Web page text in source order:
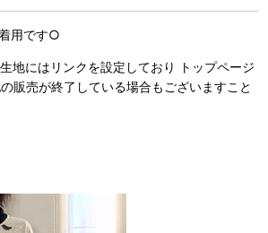
用です○
地にはリンクを設定しており トップページ
販売が終了している場合もございますこと